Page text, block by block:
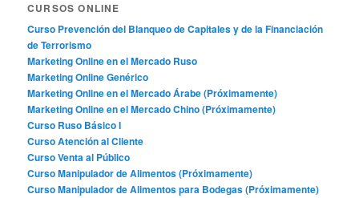
CURSOS ONLINE
Curso Prevención del Blanqueo de Capitales y de la Financiación
de Terrorismo
Marketing Online en el Mercado Ruso
Marketing Online Genérico
Marketing Online en el Mercado Árabe (Próximamente)
Marketing Online en el Mercado Chino (Próximamente)
Curso Ruso Básico I
Curso Atención al Cliente
Curso Venta al Público
Curso Manipulador de Alimentos (Próximamente)
Curso Manipulador de Alimentos para Bodegas (Próximamente)